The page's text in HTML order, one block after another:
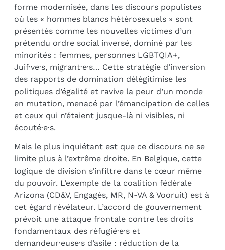
forme modernisée, dans les discours populistes
où les « hommes blancs hétérosexuels » sont
présentés comme les nouvelles victimes d’un
prétendu ordre social inversé, dominé par les
minorités : femmes, personnes LGBTQIA+,
Juif·ve·s, migrant·e·s… Cette stratégie d’inversion
des rapports de domination délégitimise les
politiques d’égalité et ravive la peur d’un monde
en mutation, menacé par l’émancipation de celles
et ceux qui n’étaient jusque-là ni visibles, ni
écouté·e·s.
Mais le plus inquiétant est que ce discours ne se
limite plus à l’extrême droite. En Belgique, cette
logique de division s’infiltre dans le cœur même
du pouvoir. L’exemple de la coalition fédérale
Arizona (CD&V, Engagés, MR, N-VA & Vooruit) est à
cet égard révélateur. L’accord de gouvernement
prévoit une attaque frontale contre les droits
fondamentaux des réfugié·e·s et
demandeur·euse·s d’asile : réduction de la